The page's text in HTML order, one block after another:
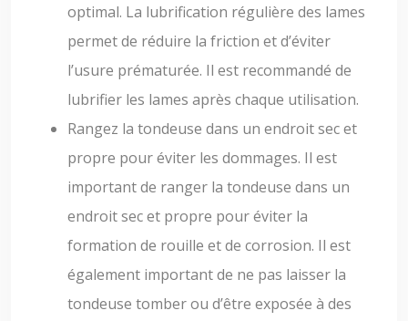
optimal. La lubrification régulière des lames
permet de réduire la friction et d’éviter
l’usure prématurée. Il est recommandé de
lubrifier les lames après chaque utilisation.
Rangez la tondeuse dans un endroit sec et
propre pour éviter les dommages. Il est
important de ranger la tondeuse dans un
endroit sec et propre pour éviter la
formation de rouille et de corrosion. Il est
également important de ne pas laisser la
tondeuse tomber ou d’être exposée à des